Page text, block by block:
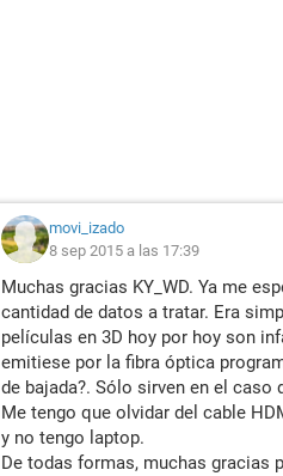
movi_izado
8 sep 2015 a las 17:39
Muchas gracias KY_WD. Ya me
cantidad de datos a tratar. Era
películas en 3D hoy por hoy son
emitiese por la fibra óptica
de bajada?. Sólo sirven en el
Me tengo que olvidar del cable
y no tengo laptop.
De todas formas, muchas gracias